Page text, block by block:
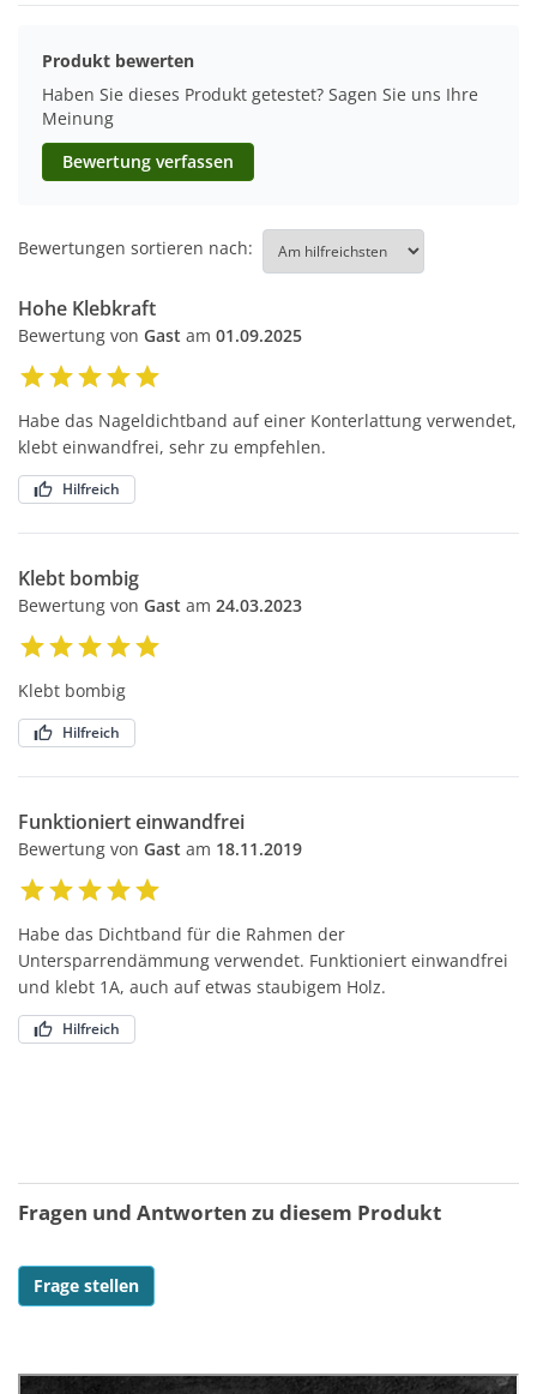
Produkt bewerten
Haben Sie dieses Produkt getestet? Sagen Sie uns Ihre
Meinung
Bewertung verfassen
Bewertungen sortieren nach:
Hohe Klebkraft
Bewertung von Gast am 01.09.2025
Habe das Nageldichtband auf einer Konterlattung verwendet,
klebt einwandfrei, sehr zu empfehlen.
Hilfreich
Klebt bombig
Bewertung von Gast am 24.03.2023
Klebt bombig
Hilfreich
Funktioniert einwandfrei
Bewertung von Gast am 18.11.2019
Habe das Dichtband für die Rahmen der
Untersparrendämmung verwendet. Funktioniert einwandfrei
und klebt 1A, auch auf etwas staubigem Holz.
Hilfreich
Fragen und Antworten zu diesem Produkt
Frage stellen